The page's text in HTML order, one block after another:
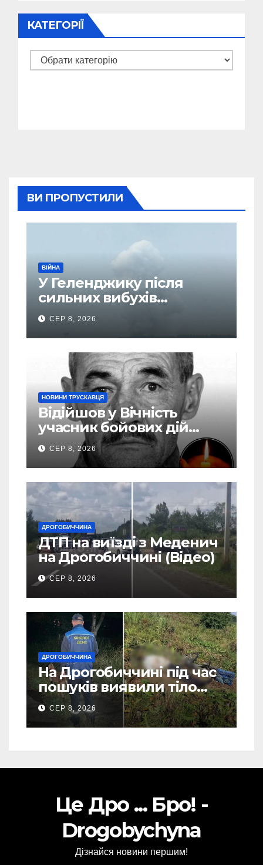
КАТЕГОРІЇ
Категорії
ВИ ПРОПУСТИЛИ
ВІЙНА
У Геленджику після
сильних вибухів
почалася масова
евакуація
СЕР 8, 2026
НОВИНИ ТРУСКАВЦЯ
Відійшов у Вічність
учасник бойових дій
Василь Іваникович зі
Станилі
СЕР 8, 2026
ДРОГОБИЧЧИНА
ДТП на виїзді з Меденич
на Дрогобиччині (Відео)
СЕР 8, 2026
ДРОГОБИЧЧИНА
На Дрогобиччині під час
пошуків виявили тіло
зниклого чоловіка (Фото)
СЕР 8, 2026
Це Дро ... Бро! -
Drogobychyna
Дізнайся новини першим!